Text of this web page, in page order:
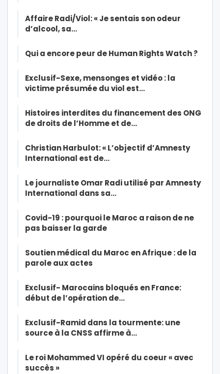
Affaire Radi/Viol: « Je sentais son odeur
d’alcool, sa…
Qui a encore peur de Human Rights Watch ?
Exclusif-Sexe, mensonges et vidéo : la
victime présumée du viol est…
Histoires interdites du financement des ONG
de droits de l’Homme et de…
Christian Harbulot: « L’objectif d’Amnesty
International est de…
Le journaliste Omar Radi utilisé par Amnesty
International dans sa…
Covid-19 : pourquoi le Maroc a raison de ne
pas baisser la garde
Soutien médical du Maroc en Afrique : de la
parole aux actes
Exclusif- Marocains bloqués en France:
début de l’opération de…
Exclusif-Ramid dans la tourmente: une
source à la CNSS affirme à…
Le roi Mohammed VI opéré du coeur « avec
succès »